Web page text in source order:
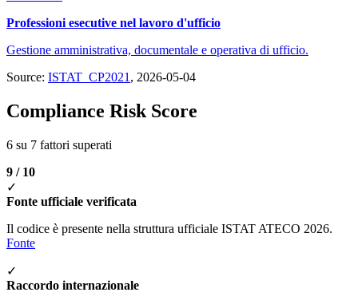
Professioni esecutive nel lavoro d'ufficio
Gestione amministrativa, documentale e operativa di ufficio.
Source: ISTAT_CP2021 , 2026-05-04
Compliance Risk Score
6 su 7 fattori superati
9 / 10
✓
Fonte ufficiale verificata
Il codice è presente nella struttura ufficiale ISTAT ATECO 2026.
Fonte
✓
Raccordo internazionale